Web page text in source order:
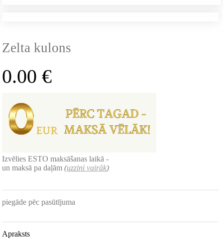
Zelta kulons
0.00€
Izvēlies ESTO maksāšanas laikā -
un maksā pa daļām(uzzini vairāk)
piegāde pēc pasūtījuma
Apraksts